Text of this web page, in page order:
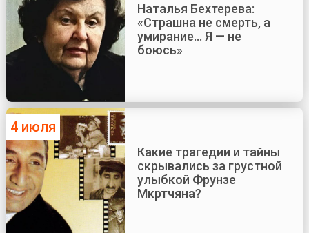
Наталья Бехтерева:
«Страшна не смерть, а
умирание... Я — не
боюсь»
4 июля
Какие трагедии и тайны
скрывались за грустной
улыбкой Фрунзе
Мкртчяна?